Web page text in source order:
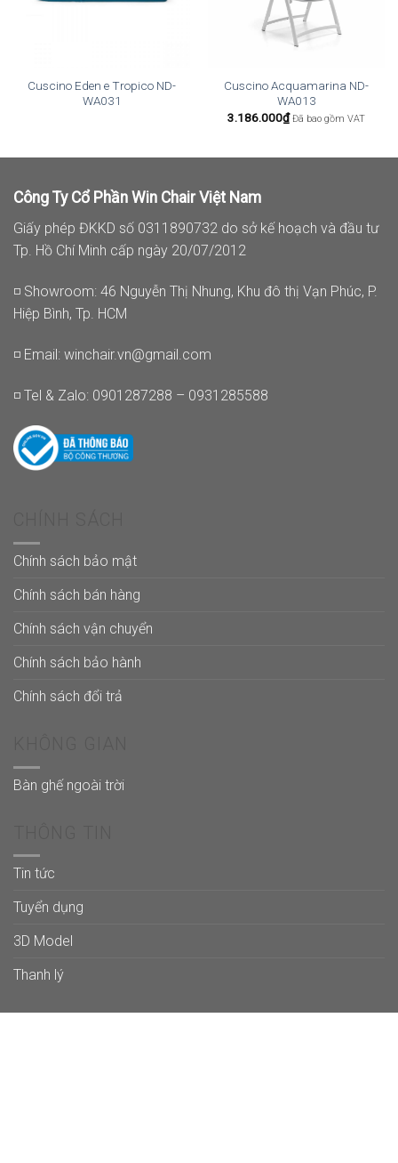
Cuscino Eden e Tropico ND-
WA031
Cuscino Acquamarina ND-
WA013
3.186.000₫ Đã bao gồm VAT
Công Ty Cổ Phần Win Chair Việt Nam
Giấy phép ĐKKD số 0311890732 do sở kế hoạch và đầu tư
Tp. Hồ Chí Minh cấp ngày 20/07/2012
◽ Showroom: 46 Nguyễn Thị Nhung, Khu đô thị Vạn Phúc, P.
Hiệp Bình, Tp. HCM
◽ Email: winchair.vn@gmail.com
◽ Tel & Zalo: 0901287288 – 0931285588
Chính sách bảo mật
Chính sách bán hàng
Chính sách vận chuyển
Chính sách bảo hành
Chính sách đổi trả
Bàn ghế ngoài trời
Tin tức
Tuyển dụng
3D Model
Thanh lý